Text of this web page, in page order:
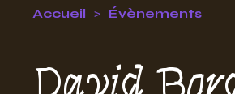
Accueil Évènements
David